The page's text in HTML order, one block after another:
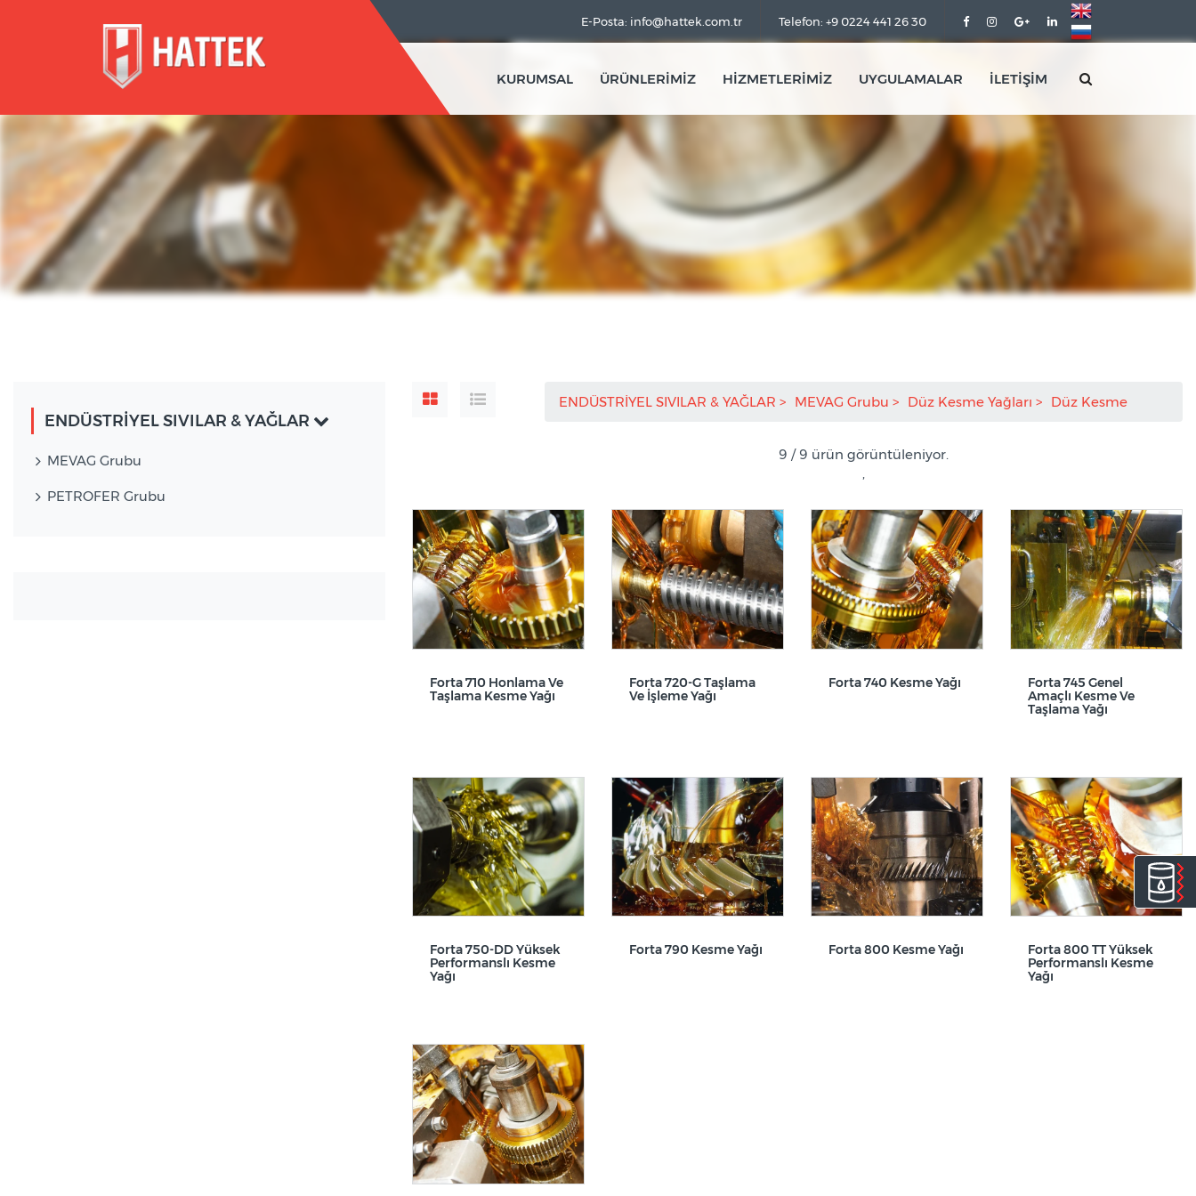
E-Posta: info@hattek.com.tr Telefon: +9 0224 441 26 30
KURUMSAL ÜRÜNLERİMİZ HİZMETLERİMİZ UYGULAMALAR İLETİŞİM
ENDÜSTRİYEL SIVILAR & YAĞLAR MEVAG Grubu Düz Kesme Yağları Düz Kesme
9 / 9 ürün görüntüleniyor.
,
Forta 710 Honlama Ve
Taşlama Kesme Yağı
Forta 720-G Taşlama
Ve İşleme Yağı
Forta 740 Kesme Yağı
Forta 745 Genel
Amaçlı Kesme Ve
Taşlama Yağı
Forta 750-DD Yüksek
Performanslı Kesme
Yağı
Forta 790 Kesme Yağı Forta 800 Kesme Yağı
Forta 800 TT Yüksek
Performanslı Kesme
Yağı
ENDÜSTRİYEL SIVILAR & YAĞLAR
MEVAG Grubu
PETROFER Grubu